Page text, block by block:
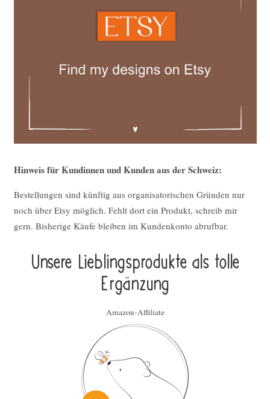
Hinweis für Kundinnen und Kunden aus der Schweiz:
Bestellungen sind künftig aus organisatorischen Gründen nur
noch über Etsy möglich. Fehlt dort ein Produkt, schreib mir
gern. Bisherige Käufe bleiben im Kundenkonto abrufbar.
Unsere Lieblings­pro­duk­te als tolle
Ergän­zung
Amazon-Affiliate